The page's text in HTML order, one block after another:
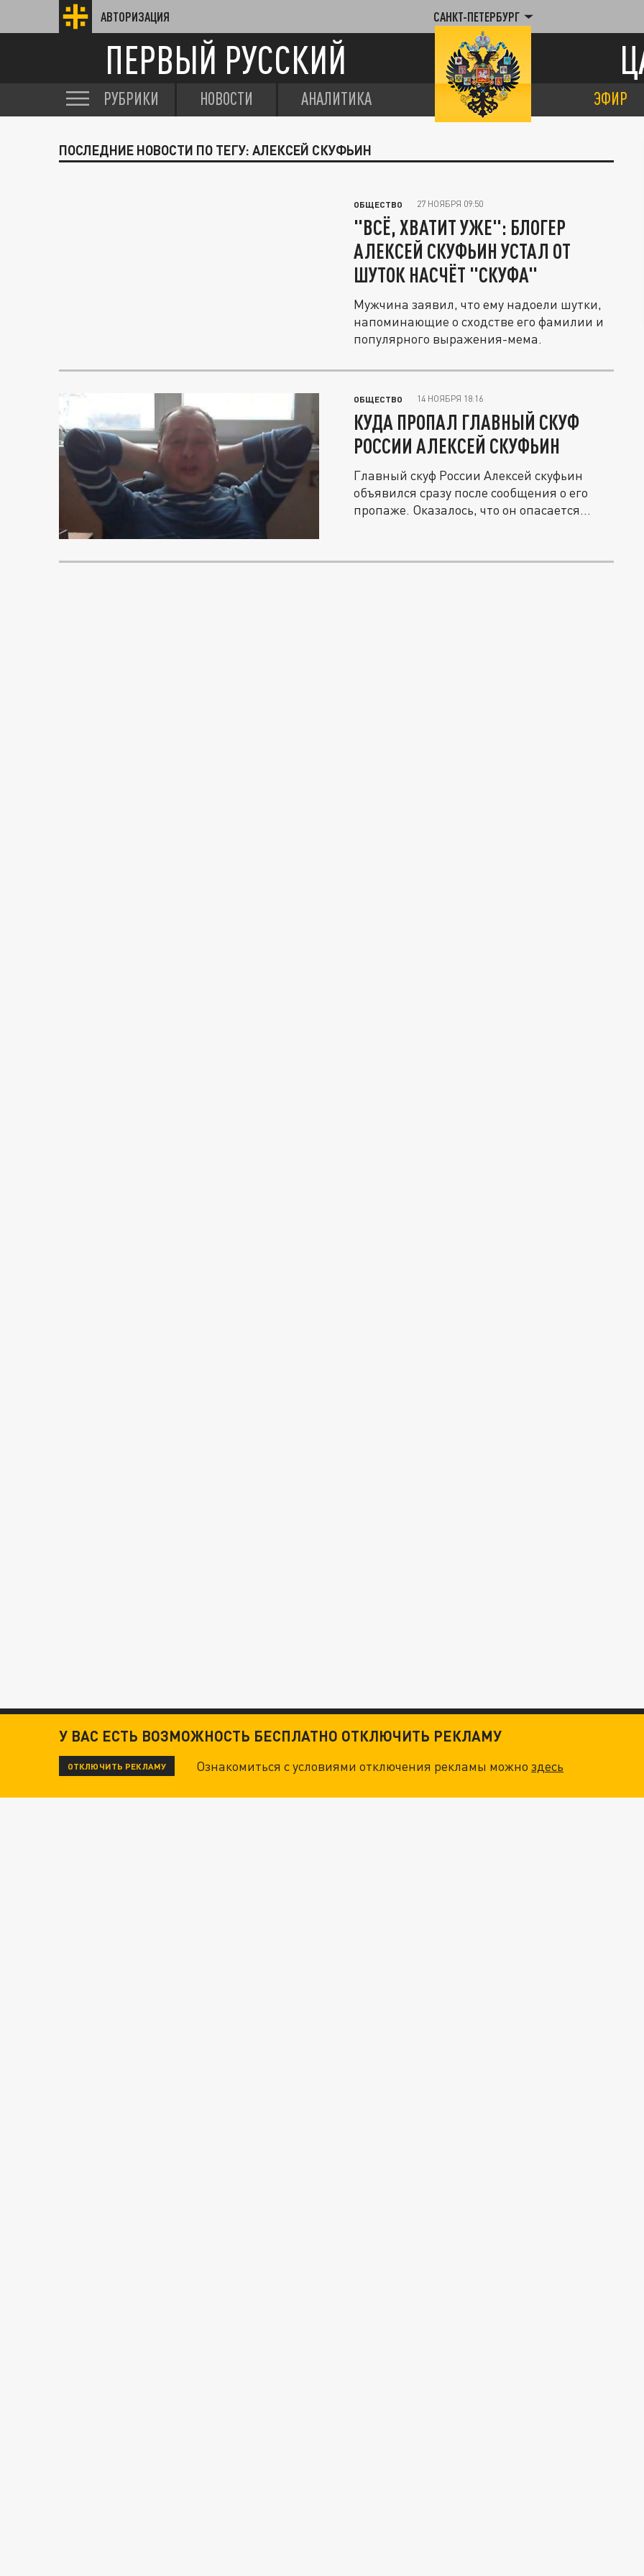
АВТОРИЗАЦИЯ САНКТ-ПЕТЕРБУРГ
ПЕРВЫЙ РУССКИЙ
РУБРИКИ НОВОСТИ АНАЛИТИКА ЭФИР
ПОСЛЕДНИЕ НОВОСТИ ПО ТЕГУ: АЛЕКСЕЙ СКУФЬИН
ОБЩЕСТВО 27 НОЯБРЯ 09:50
"ВСЁ, ХВАТИТ УЖЕ": БЛОГЕР
АЛЕКСЕЙ СКУФЬИН УСТАЛ ОТ
ШУТОК НАСЧЁТ "СКУФА"
Мужчина заявил, что ему надоели шутки,
напоминающие о сходстве его фамилии и
популярного выражения-мема.
ОБЩЕСТВО 14 НОЯБРЯ 18:16
КУДА ПРОПАЛ ГЛАВНЫЙ СКУФ
РОССИИ АЛЕКСЕЙ СКУФЬИН
Главный скуф России Алексей скуфьин
объявился сразу после сообщения о его
пропаже. Оказалось, что он опасается...
У ВАС ЕСТЬ ВОЗМОЖНОСТЬ БЕСПЛАТНО ОТКЛЮЧИТЬ РЕКЛАМУ
ОТКЛЮЧИТЬ РЕКЛАМУ Ознакомиться с условиями отключения рекламы можноздесь